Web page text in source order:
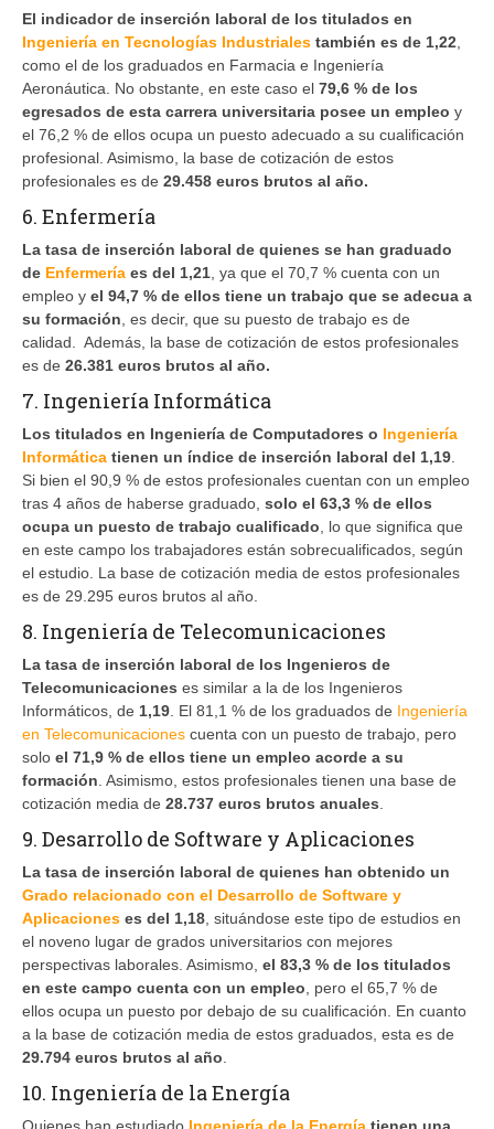
El indicador de inserción laboral de los titulados en
Ingeniería en Tecnologías Industriales también es de 1,22
como el de los graduados en Farmacia e Ingeniería
Aeronáutica. No obstante, en este caso el 79,6 % de los
egresados de esta carrera universitaria posee un empleo y
el 76,2 % de ellos ocupa un puesto adecuado a su cualificación
profesional. Asimismo, la base de cotización de estos
profesionales es de 29.458 euros brutos al año.
6. Enfermería
La tasa de inserción laboral de quienes se han graduado
de Enfermería es del 1,21 , ya que el 70,7 % cuenta con un
empleo y el 94,7 % de ellos tiene un trabajo que se adecua a
su formación , es decir, que su puesto de trabajo es de
calidad. Además, la base de cotización de estos profesionales
es de 26.381 euros brutos al año.
7. Ingeniería Informática
Los titulados en Ingeniería de Computadores o Ingeniería
Informática tienen un índice de inserción laboral del 1,19
Si bien el 90,9 % de estos profesionales cuentan con un empleo
tras 4 años de haberse graduado, solo el 63,3 % de ellos
ocupa un puesto de trabajo cualificado , lo que significa que
en este campo los trabajadores están sobrecualificados, según
el estudio. La base de cotización media de estos profesionales
es de 29.295 euros brutos al año.
8. Ingeniería de Telecomunicaciones
La tasa de inserción laboral de los Ingenieros de
Telecomunicaciones es similar a la de los Ingenieros
Informáticos, de 1,19 . El 81,1 % de los graduados de Ingeniería
en Telecomunicaciones cuenta con un puesto de trabajo, pero
solo el 71,9 % de ellos tiene un empleo acorde a su
formación . Asimismo, estos profesionales tienen una base de
cotización media de 28.737 euros brutos anuales
9. Desarrollo de Software y Aplicaciones
La tasa de inserción laboral de quienes han obtenido un
Grado relacionado con el Desarrollo de Software y
Aplicaciones es del 1,18 , situándose este tipo de estudios en
el noveno lugar de grados universitarios con mejores
perspectivas laborales. Asimismo, el 83,3 % de los titulados
en este campo cuenta con un empleo , pero el 65,7 % de
ellos ocupa un puesto por debajo de su cualificación. En cuanto
a la base de cotización media de estos graduados, esta es de
29.794 euros brutos al año
10. Ingeniería de la Energía
Quienes han estudiado Ingeniería de la Energía tienen una